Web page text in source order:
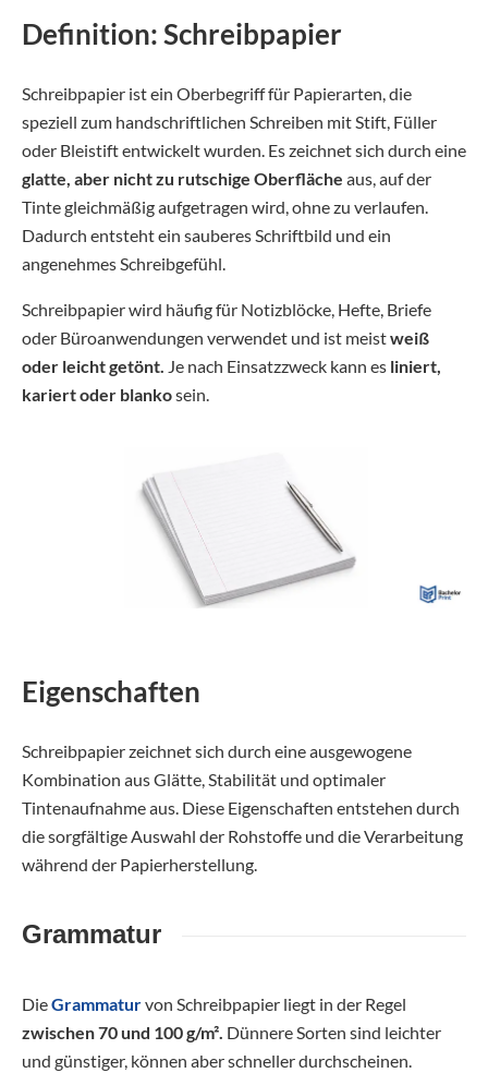
Definition: Schreibpapier
Schreibpapier ist ein Oberbegriff für Papierarten, die
speziell zum handschriftlichen Schreiben mit Stift, Füller
oder Bleistift entwickelt wurden. Es zeichnet sich durch eine
glatte, aber nicht zu rutschige Oberfläche aus, auf der
Tinte gleichmäßig aufgetragen wird, ohne zu verlaufen.
Dadurch entsteht ein sauberes Schriftbild und ein
angenehmes Schreibgefühl.
Schreibpapier wird häufig für Notizblöcke, Hefte, Briefe
oder Büroanwendungen verwendet und ist meistweiß
oder leicht getönt. Je nach Einsatzzweck kann es liniert,
kariert oder blankosein.
Eigenschaften
Schreibpapier zeichnet sich durch eine ausgewogene
Kombination aus Glätte, Stabilität und optimaler
Tintenaufnahme aus. Diese Eigenschaften entstehen durch
die sorgfältige Auswahl der Rohstoffe und die Verarbeitung
während der Papierherstellung.
Grammatur
DieGrammaturvon Schreibpapier liegt in der Regel
zwischen 70 und 100 g/m². Dünnere Sorten sind leichter
und günstiger, können aber schneller durchscheinen.